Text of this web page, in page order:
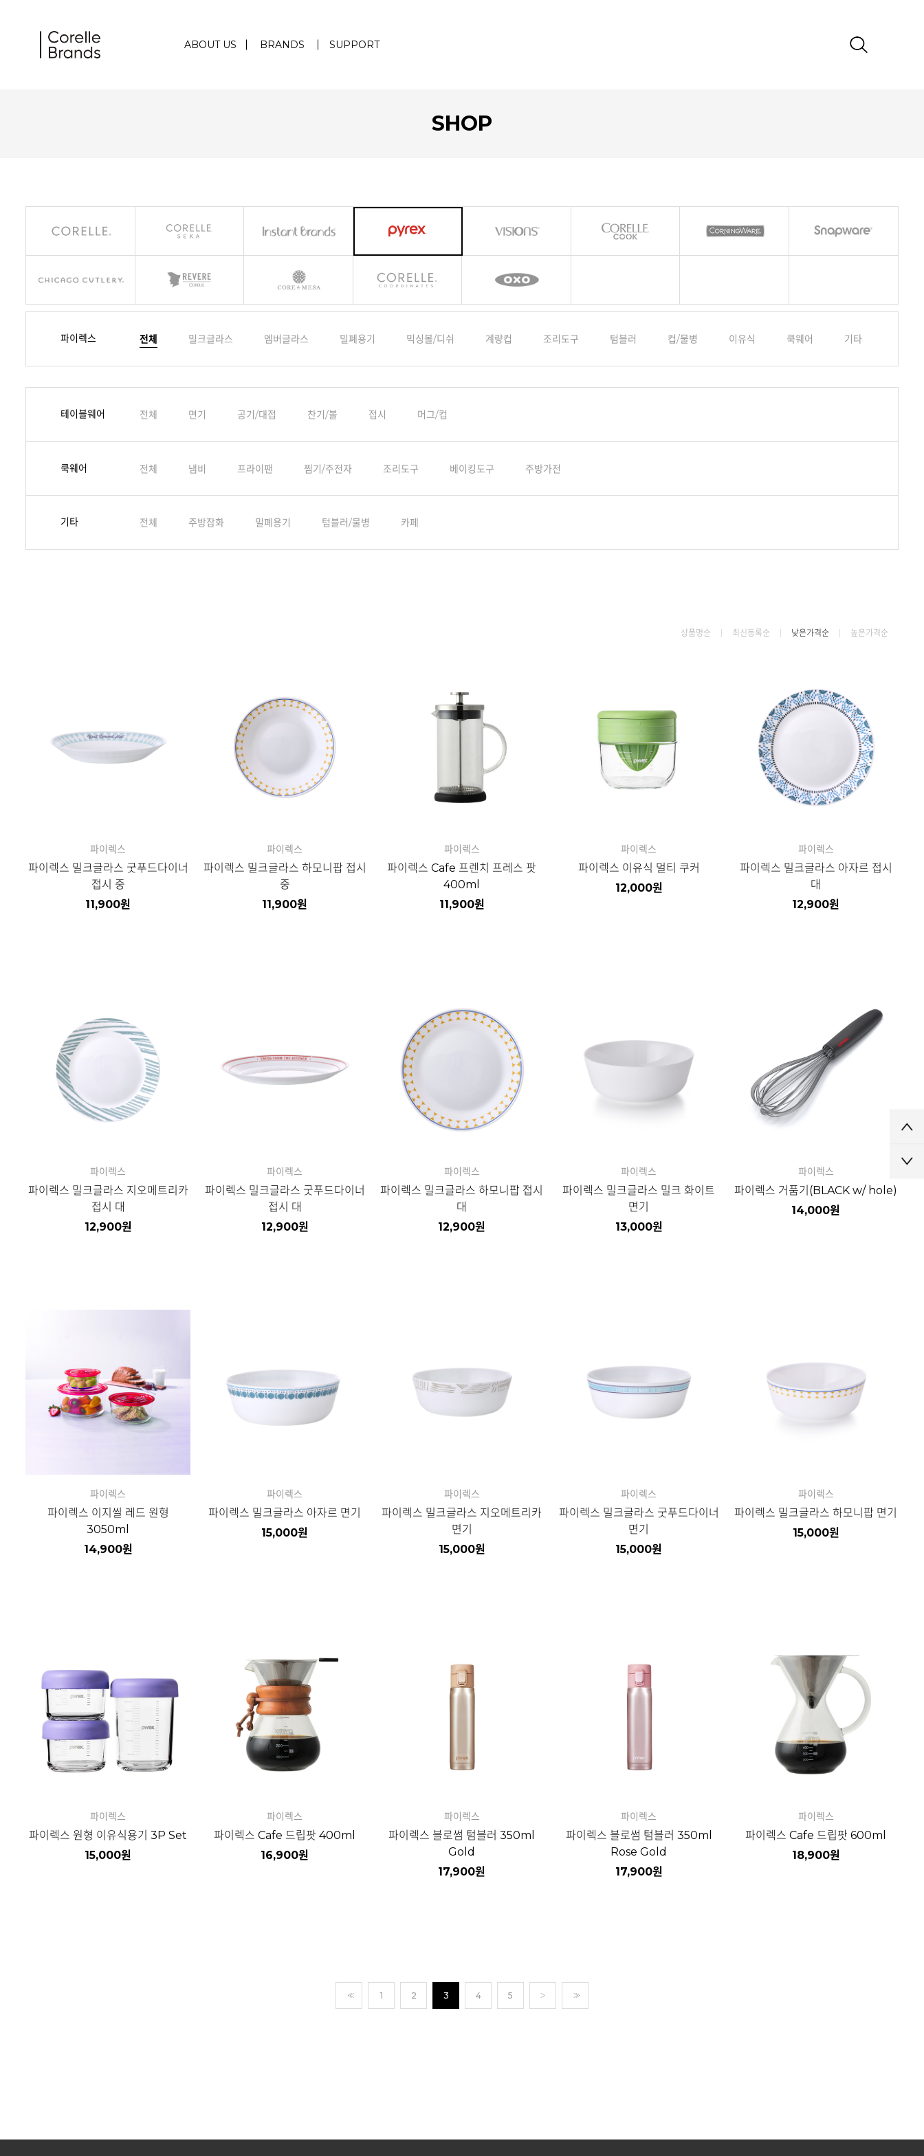
ABOUT US BRANDS SUPPORT
SHOP
파이렉스 전체 밀크글라스 엠버글라스 밀폐용기 믹싱볼/디쉬 계량컵 조리도구 텀블러 컵/물병 이유식 쿡웨어 기타
테이블웨어 전체 면기 공기/대접 찬기/볼 접시 머그/컵
쿡웨어 전체 냄비 프라이팬 찜기/주전자 조리도구 베이킹도구 주방가전
기타 전체 주방잡화 밀폐용기 텀블러/물병 카페
상품명순 최신등록순 낮은가격순 높은가격순
파이렉스
파이렉스 밀크글라스 굿푸드다이너
접시 중
11,900원
파이렉스
파이렉스 밀크글라스 하모니팝 접시
중
11,900원
파이렉스
파이렉스 Cafe 프렌치 프레스 팟
400ml
11,900원
파이렉스
파이렉스 이유식 멀티 쿠커
12,000원
파이렉스
파이렉스 밀크글라스 아자르 접시
대
12,900원
파이렉스
파이렉스 밀크글라스 지오메트리카
접시 대
12,900원
파이렉스
파이렉스 밀크글라스 굿푸드다이너
접시 대
12,900원
파이렉스
파이렉스 밀크글라스 하모니팝 접시
대
12,900원
파이렉스
파이렉스 밀크글라스 밀크 화이트
면기
13,000원
파이렉스
파이렉스 거품기(BLACK w/ hole)
14,000원
파이렉스
파이렉스 이지씰 레드 원형
3050ml
14,900원
파이렉스
파이렉스 밀크글라스 아자르 면기
15,000원
파이렉스
파이렉스 밀크글라스 지오메트리카
면기
15,000원
파이렉스
파이렉스 밀크글라스 굿푸드다이너
면기
15,000원
파이렉스
파이렉스 밀크글라스 하모니팝 면기
15,000원
파이렉스
파이렉스 원형 이유식용기 3P Set
15,000원
파이렉스
파이렉스 Cafe 드립팟 400ml
16,900원
파이렉스
파이렉스 블로썸 텀블러 350ml
Gold
17,900원
파이렉스
파이렉스 블로썸 텀블러 350ml
Rose Gold
17,900원
파이렉스
파이렉스 Cafe 드립팟 600ml
18,900원
<< 1 2 3 4 5 > >>